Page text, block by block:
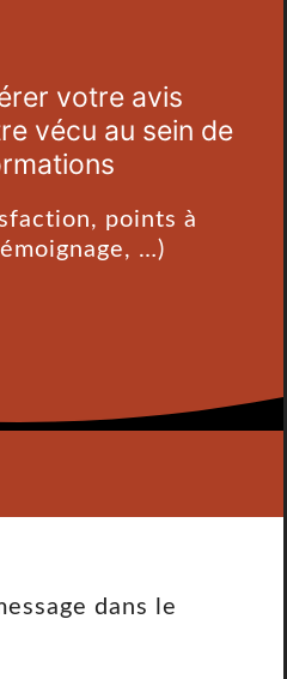
votre avis
vécu au sein de
points à
…)
dans le